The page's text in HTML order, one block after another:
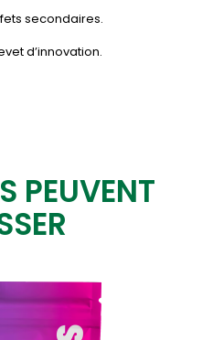
secondaires.
d’innovation.
PEUVENT